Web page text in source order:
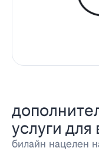
услуги
билайн нацелен